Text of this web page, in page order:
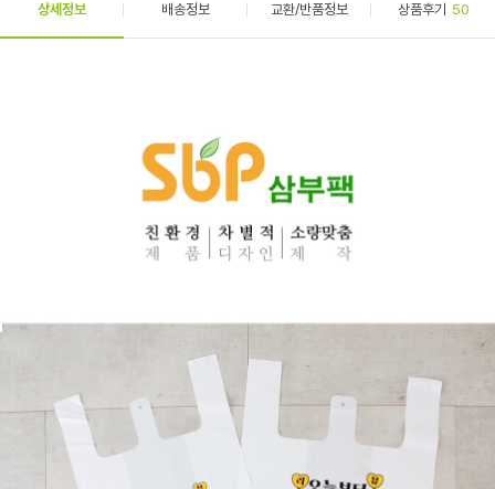
상세정보 배송정보 교환/반품정보 상품후기 50